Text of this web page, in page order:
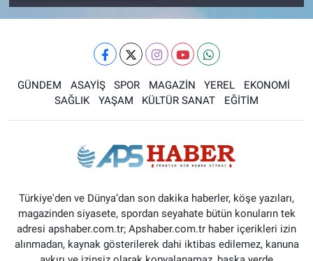
GÜNDEM ASAYİŞ SPOR MAGAZİN YEREL
EKONOMİ
SAĞLIK
YAŞAM KÜLTÜR SANAT EĞİTİM
Türkiye'den ve Dünya’dan son dakika haberler, köşe yazıları,
magazinden siyasete, spordan seyahate bütün konuların tek
adresi apshaber.com.tr; Apshaber.com.tr haber içerikleri izin
alınmadan, kaynak gösterilerek dahi iktibas edilemez, kanuna